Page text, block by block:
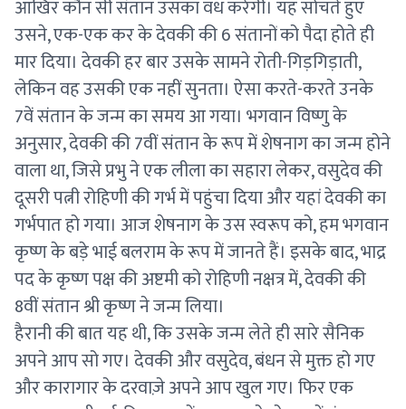
आखिर कौन सी संतान उसका वध करेगी। यह सोचते हुए
उसने, एक-एक कर के देवकी की 6 संतानों को पैदा होते ही
मार दिया। देवकी हर बार उसके सामने रोती-गिड़गिड़ाती,
लेकिन वह उसकी एक नहीं सुनता। ऐसा करते-करते उनके
7वें संतान के जन्म का समय आ गया। भगवान विष्णु के
अनुसार, देवकी की 7वीं संतान के रूप में शेषनाग का जन्म होने
वाला था, जिसे प्रभु ने एक लीला का सहारा लेकर, वसुदेव की
दूसरी पत्नी रोहिणी की गर्भ में पहुंचा दिया और यहां देवकी का
गर्भपात हो गया। आज शेषनाग के उस स्वरूप को, हम भगवान
कृष्ण के बड़े भाई बलराम के रूप में जानते हैं। इसके बाद, भाद्र
पद के कृष्ण पक्ष की अष्टमी को रोहिणी नक्षत्र में, देवकी की
8वीं संतान श्री कृष्ण ने जन्म लिया।
हैरानी की बात यह थी, कि उसके जन्म लेते ही सारे सैनिक
अपने आप सो गए। देवकी और वसुदेव, बंधन से मुक्त हो गए
और कारागार के दरवाज़े अपने आप खुल गए। फिर एक